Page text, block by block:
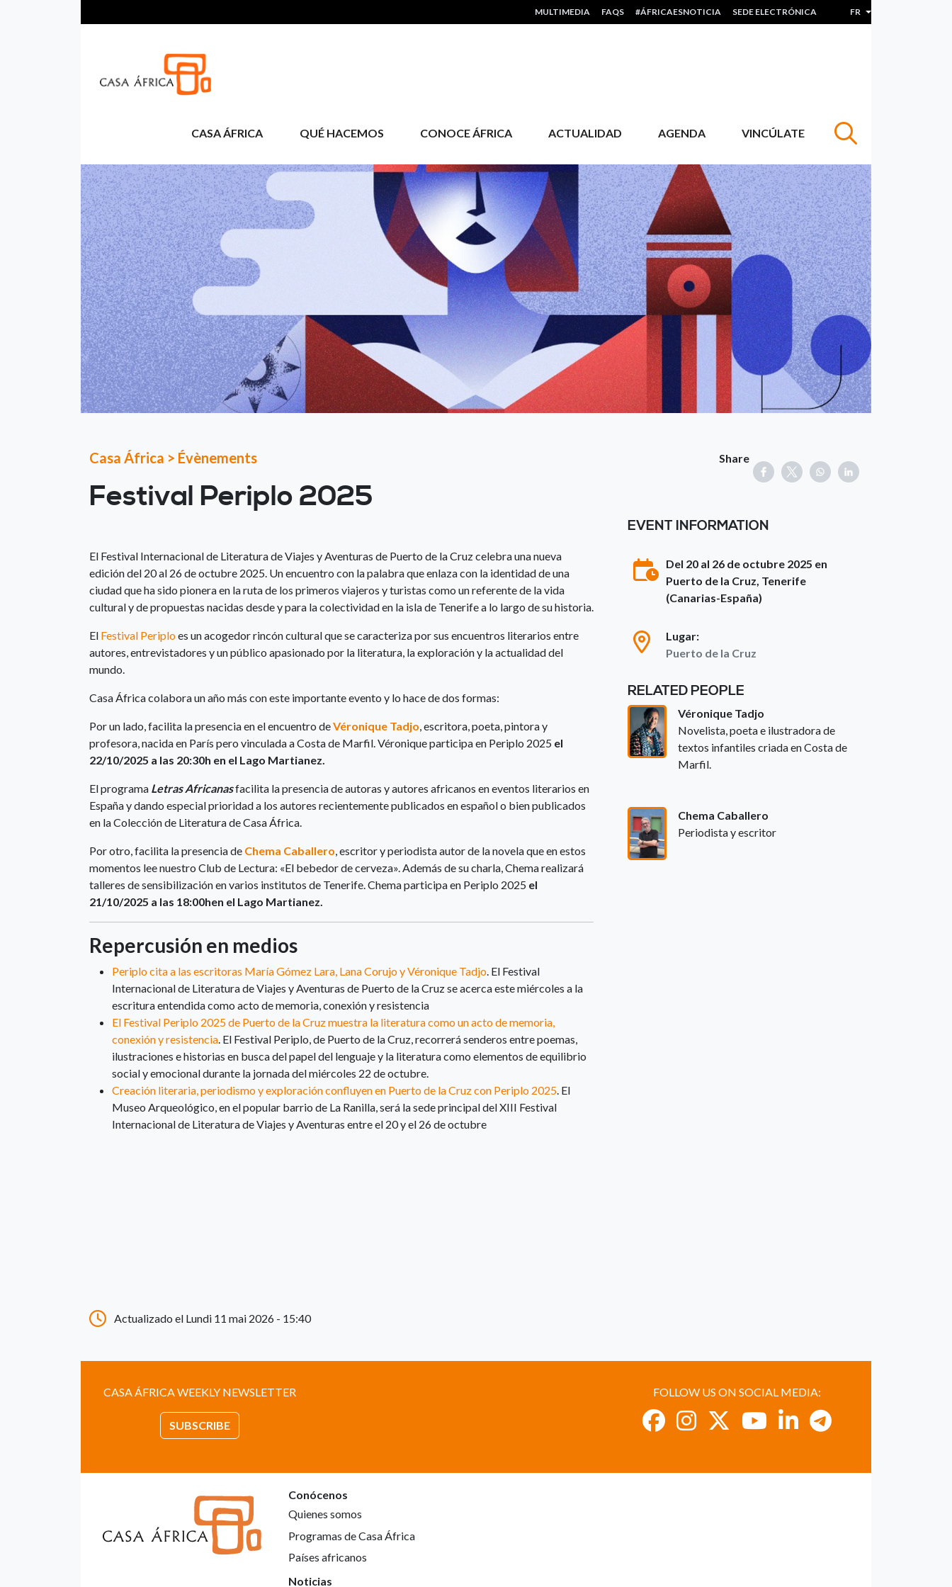
HEADER MENU
MULTIMEDIA FAQS #ÁFRICAESNOTICIA SEDE ELECTRÓNICA FR Lister les actions
CASA ÁFRICA QUÉ HACEMOS CONOCE ÁFRICA ACTUALIDAD AGENDA VINCÚLATE
Casa África > Évènements
Festival Periplo 2025
El Festival Internacional de Literatura de Viajes y Aventuras de Puerto de la Cruz celebra una nueva
edición del 20 al 26 de octubre 2025. Un encuentro con la palabra que enlaza con la identidad de una
ciudad que ha sido pionera en la ruta de los primeros viajeros y turistas como un referente de la vida
cultural y de propuestas nacidas desde y para la colectividad en la isla de Tenerife a lo largo de su historia.
El Festival Periploes un acogedor rincón cultural que se caracteriza por sus encuentros literarios entre
autores, entrevistadores y un público apasionado por la literatura, la exploración y la actualidad del
mundo.
​Casa África colabora un año más con este importante evento y lo hace de dos formas:
Por un lado, facilita la presencia en el encuentro deVéronique Tadjo , escritora, poeta, pintora y
profesora, nacida en París pero vinculada a Costa de Marfil. Véronique participa en Periplo 2025 el
22/10/2025 a las 20:30h en el Lago Martianez.
El programa Letras Africanasfacilita la presencia de autoras y autores africanos en eventos literarios en
España y dando especial prioridad a los autores recientemente publicados en español o bien publicados
en la Colección de Literatura de Casa África.
Por otro, facilita la presencia de Chema Caballero , escritor y periodista autor de la novela que en estos
momentos lee nuestro Club de Lectura: «El bebedor de cerveza». Además de su charla, Chema realizará
talleres de sensibilización en varios institutos de Tenerife. Chema participa en Periplo 2025 el
21/10/2025 a las 18:00hen el Lago Martianez.
Repercusión en medios
Periplo cita a las escritoras María Gómez Lara, Lana Corujo y Véronique Tadjo . El Festival
Internacional de Literatura de Viajes y Aventuras de Puerto de la Cruz se acerca este miércoles a la
escritura entendida como acto de memoria, conexión y resistencia
El Festival Periplo 2025 de Puerto de la Cruz muestra la literatura como un acto de memoria,
conexión y resistencia . El Festival Periplo, de Puerto de la Cruz, recorrerá senderos entre poemas,
ilustraciones e historias en busca del papel del lenguaje y la literatura como elementos de equilibrio
social y emocional durante la jornada del miércoles 22 de octubre.
Creación literaria, periodismo y exploración confluyen en Puerto de la Cruz con Periplo 2025 . El
Museo Arqueológico, en el popular barrio de La Ranilla, será la sede principal del XIII Festival
Internacional de Literatura de Viajes y Aventuras entre el 20 y el 26 de octubre
Actualizado el Lundi 11 mai 2026 - 15:40
Share
EVENT INFORMATION
Del 20 al 26 de octubre 2025 en
Puerto de la Cruz, Tenerife
(Canarias-España)
Lugar:
Puerto de la Cruz
RELATED PEOPLE
Véronique Tadjo
Novelista, poeta e ilustradora de
textos infantiles criada en Costa de
Marfil.
Chema Caballero
Periodista y escritor
CASA ÁFRICA WEEKLY NEWSLETTER
SUBSCRIBE
FOLLOW US ON SOCIAL MEDIA:
Conócenos
Quienes somos
Programas de Casa África
Países africanos
Noticias